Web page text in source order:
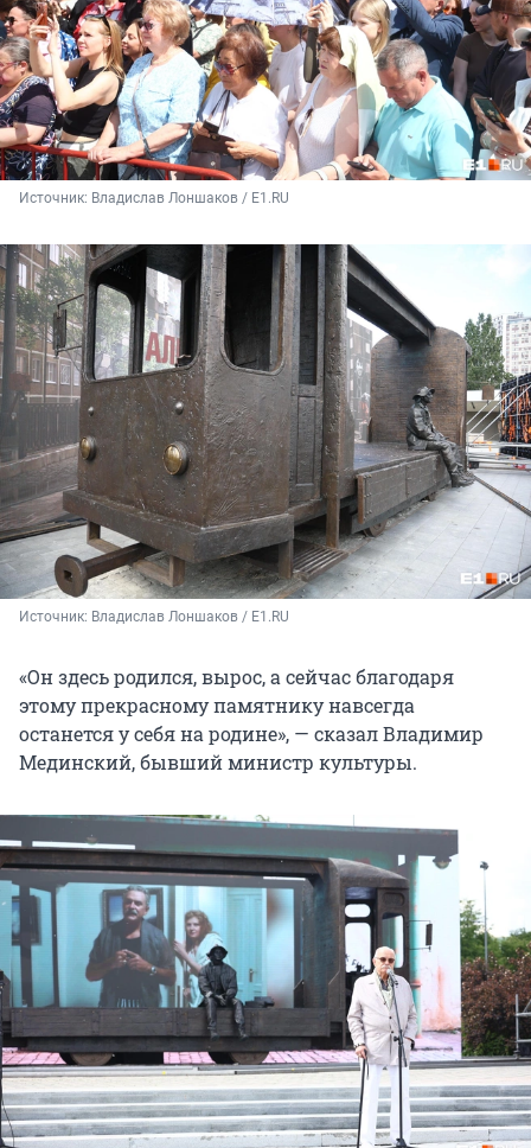
Источник: Владислав Лоншаков / E1.RU
Источник: Владислав Лоншаков / E1.RU
«Он здесь родился, вырос, а сейчас благодаря
этому прекрасному памятнику навсегда
останется у себя на родине», — сказал Владимир
Мединский, бывший министр культуры.